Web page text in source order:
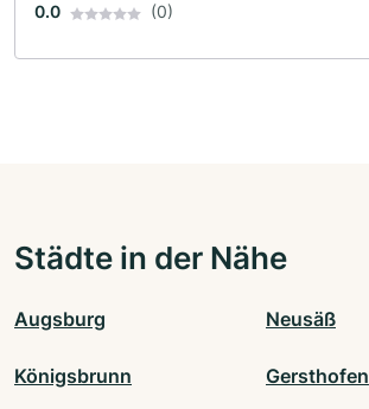
0.0 (0)
Städte in der Nähe
Augsburg Neusäß
Königsbrunn Gersthofen